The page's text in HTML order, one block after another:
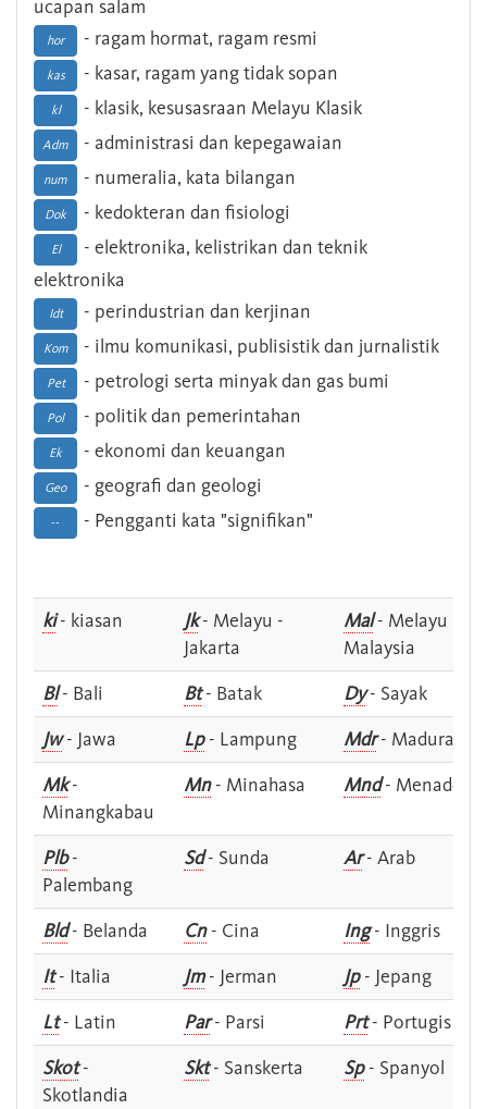
ucapan salam
hor - ragam hormat, ragam resmi
kas - kasar, ragam yang tidak sopan
kl - klasik, kesusasraan Melayu Klasik
Adm - administrasi dan kepegawaian
num - numeralia, kata bilangan
Dok - kedokteran dan fisiologi
El
- elektronika, kelistrikan dan teknik
elektronika
Idt - perindustrian dan kerjinan
Kom - ilmu komunikasi, publisistik dan jurnalistik
Pet - petrologi serta minyak dan gas bumi
Pol - politik dan pemerintahan
Ek - ekonomi dan keuangan
Geo - geografi dan geologi
-- - Pengganti kata "signifikan"
ki- kiasan Jk- Melayu -
Jakarta
Mal- Melayu -
Malaysia
Bl- Bali Bt- Batak Dy- Sayak
Jw- Jawa Lp- Lampung Mdr- Madura
Mk-
Minangkabau
Mn- Minahasa Mnd- Menado
Plb-
Palembang
Sd- Sunda Ar- Arab
Bld- Belanda Cn- Cina Ing- Inggris
It- Italia Jm- Jerman Jp- Jepang
Lt- Latin Par- Parsi Prt- Portugis
Skot-
Skotlandia
Skt- Sanskerta Sp- Spanyol